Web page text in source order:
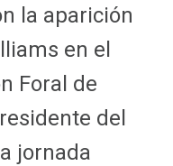
la aparición
en el
Foral de
del
jornada